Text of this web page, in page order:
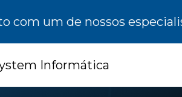
com um de nossos